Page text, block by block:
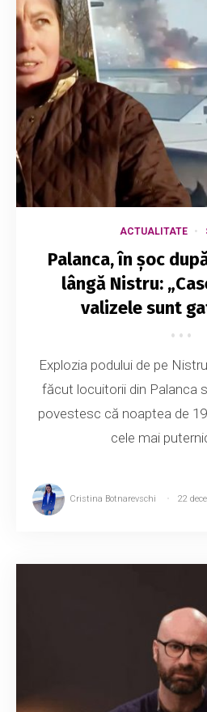
ACTUALITATE
Palanca, în șoc
lângă Nistru:
valizele sunt
Explozia podului de pe
făcut locuitorii din Palanca
povestesc că noaptea de
cele mai
Cristina Botnarevschi 22